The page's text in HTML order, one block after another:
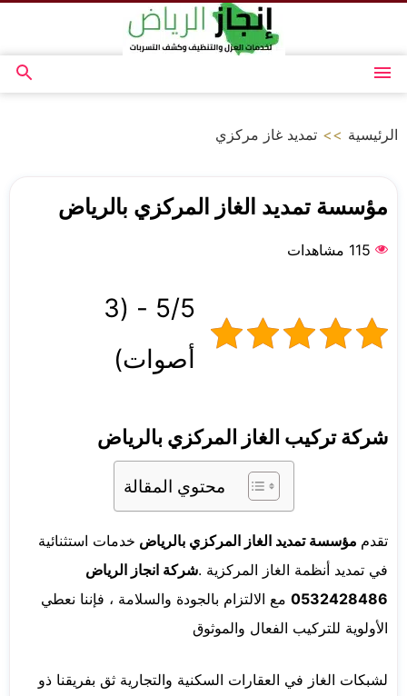
المحتوى
القائمة
بحث
الرئيسية >> تمديد غاز مركزي
مؤسسة تمديد الغاز المركزي بالرياض
115 مشاهدات
5/5 - (3
أصوات)
شركة تركيب الغاز المركزي بالرياض
محتوي المقالة
تقدم مؤسسة تمديد الغاز المركزي بالرياض خدمات استثنائية
في تمديد أنظمة الغاز المركزية .شركة انجاز الرياض
0532428486 مع الالتزام بالجودة والسلامة ، فإننا نعطي
الأولوية للتركيب الفعال والموثوق
لشبكات الغاز في العقارات السكنية والتجارية ثق بفريقنا ذو